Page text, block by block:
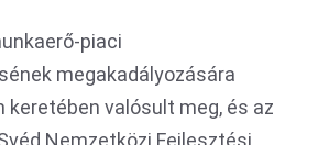
piaci
megakadályozására
keretében valósult meg, és az
Nemzetközi Fejlesztési